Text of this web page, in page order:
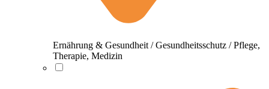
Ernährung & Gesundheit / Gesundheitsschutz / Pflege,
Therapie, Medizin